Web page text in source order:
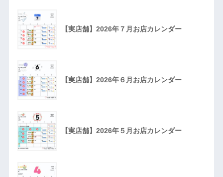
【実店舗】2026年７月お店カレンダー
【実店舗】2026年６月お店カレンダー
【実店舗】2026年５月お店カレンダー